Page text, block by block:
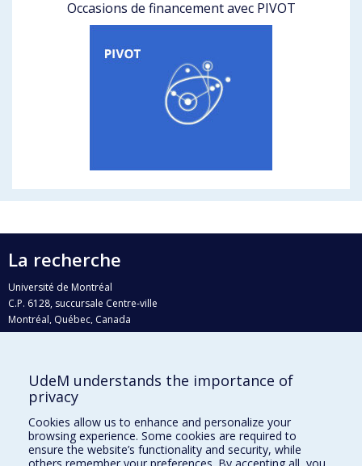
Occasions de financement avec PIVOT
La recherche
Université de Montréal
C.P. 6128, succursale Centre-ville
Montréal, Québec, Canada
H3C 3J7
Qui fait quoi?
Nous trouver
Plan du site
UdeM understands the importance of
privacy
Cookies allow us to enhance and personalize your
browsing experience. Some cookies are required to
ensure the website’s functionality and security, while
others remember your preferences. By accepting all, you